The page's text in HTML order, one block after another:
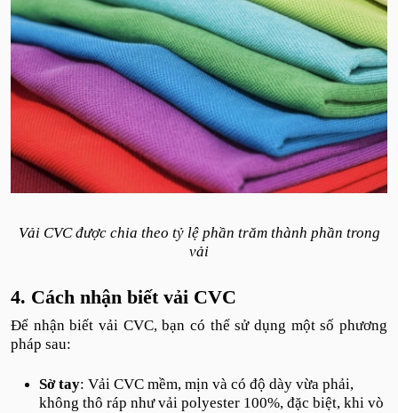
Vải CVC được chia theo tỷ lệ phần trăm thành phần trong
vải
4. Cách nhận biết vải CVC
Để nhận biết vải CVC, bạn có thể sử dụng một số phương
pháp sau:
Sờ tay: Vải CVC mềm, mịn và có độ dày vừa phải,
không thô ráp như vải polyester 100%, đặc biệt, khi vò